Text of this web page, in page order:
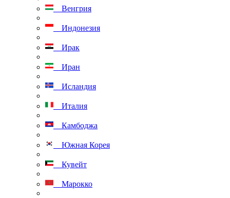
Венгрия
Индонезия
Ирак
Иран
Исландия
Италия
Камбоджа
Южная Корея
Кувейт
Марокко